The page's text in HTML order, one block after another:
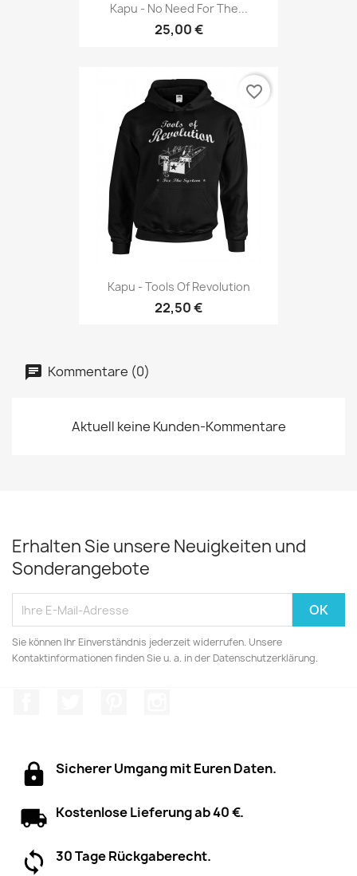
Kapu - No Need For The...
25,00 €
Kapu - Tools Of Revolution
22,50 €
favorite_border
Kommentare (0)
Aktuell keine Kunden-Kommentare
Erhalten Sie unsere Neuigkeiten und
Sonderangebote
Sie können Ihr Einverständnis jederzeit widerrufen. Unsere
Kontaktinformationen finden Sie u. a. in der Datenschutzerklärung.
Sicherer Umgang mit Euren Daten.
Kostenlose Lieferung ab 40 €.
30 Tage Rückgaberecht.